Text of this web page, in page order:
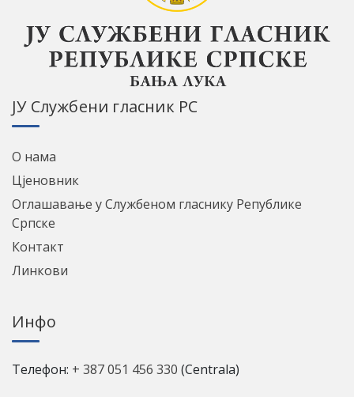
ЈУ Службени гласник РС
О нама
Цјеновник
Оглашавање у Службеном гласнику Републике
Српске
Контакт
Линкови
Инфо
Телефон: + 387 051 456 330 (Centrala)